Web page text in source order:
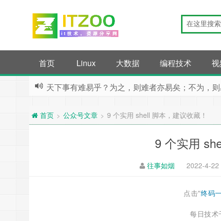
首页 Linux 大数据 编程技术
天下事有难易乎？为之，则难者亦易矣；不为，
首页 > 公众号文章 > 9 个实用 shell 脚本，建议收藏！
9 个实用
往事如烟 2022-4-22
点击“终码
每日技术